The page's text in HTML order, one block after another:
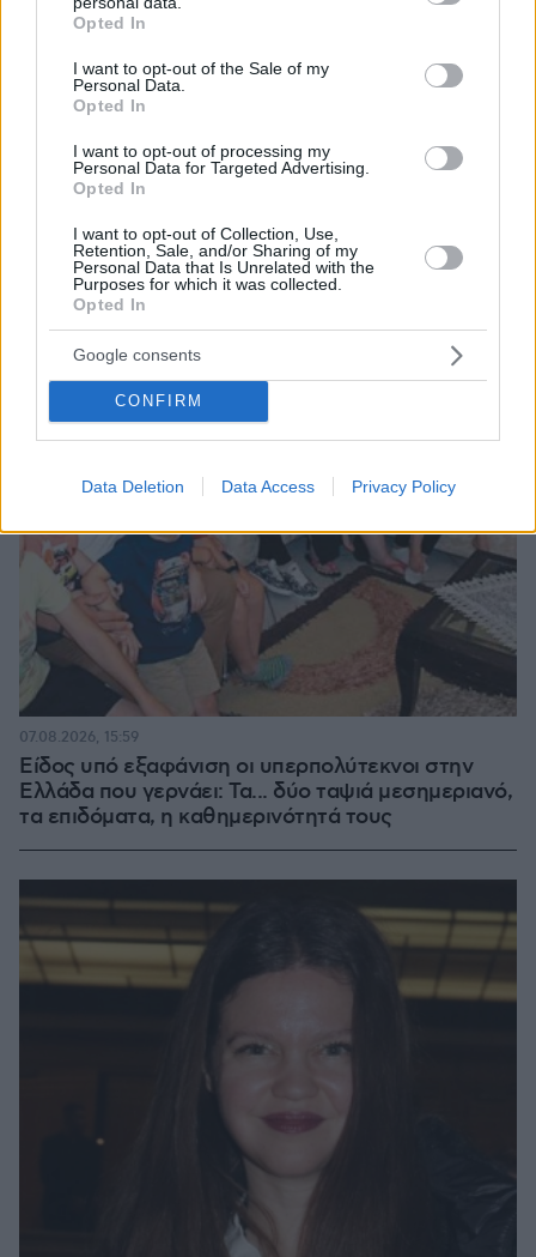
grant or deny consent to Google and its third-party tags to
use your data for below specified purposes in below Google
consent section.
Opted In
I want to opt-out of the Sale of my
Personal Data.
Opted In
I want to opt-out of processing my
Personal Data for Targeted Advertising.
Opted In
I want to opt-out of Collection, Use,
Retention, Sale, and/or Sharing of my
Personal Data that Is Unrelated with the
Purposes for which it was collected.
Opted In
Google consents
CONFIRM
Data Deletion Data Access Privacy Policy
«Πόσα θέλεις για το κορίτσι;»: Τουρίστας στην
καταγγέλλει ο ιδιοκτήτης επιχείρησης
07.08.2026, 18:22
Είδος υπό εξαφάνιση οι υπερπολύτεκνοι στην
Ελλάδα που γερνάει: Τα... δύο ταψιά μεσημεριανό,
τα επιδόματα, η καθημερινότητά τους
07.08.2026, 15:59